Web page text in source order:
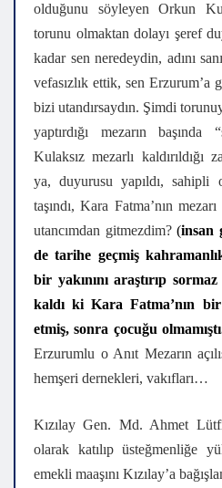
olduğunu söyleyen Orkun
torunu olmaktan dolayı şeref
kadar sen neredeydin, adını
vefasızlık ettik, sen Erzurum’a
bizi utandırsaydın. Şimdi
yaptırdığı mezarın
Kulaksız mezarlı kaldırıldığı
ya, duyurusu yapıldı, sahipli
taşındı, Kara Fatma’nın
utancımdan gitmezdim?(insan
de tarihe geçmiş
bir yakınını araştırıp
kaldı ki Kara Fatma’nın
etmiş, sonra çocuğu
Erzurumlu o Anıt Mezarın
hemşeri dernekleri, vakıfları…
Kızılay Gen. Md. Ahmet
olarak katılıp üsteğmenliğe
emekli maaşını Kızılay’a